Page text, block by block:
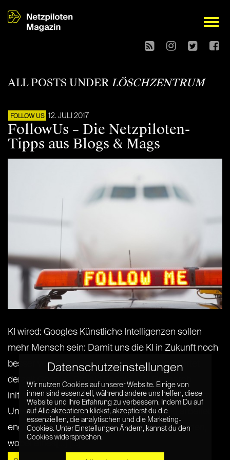
open
ALL POSTS UNDER LÖSCHZENTRUM
FOLLOW US 12. JULI 2017
FollowUs – Die Netzpiloten-
Tipps aus Blogs & Mags
KI wired: Googles Künstliche Intelligenzen sollen
mehr Mensch sein: Damit uns die KI in Zukunft noch
besser verstehen und unterstützen kann, startet
derzeit Googles Projekt People + AI Research
initiative (PAIR), wie Google am Montag auf seinem
Unternehmerblog ankündigte. Das Projekt arbeitet
eng mit drei verschiedenen Gebieten zusammen,
wobei eines[...] [...]
Datenschutzeinstellungen
Wir nutzen Cookies auf unserer Website. Einige von
ihnen sind essenziell, während andere uns helfen, diese
Website und Ihre Erfahrung zu verbessern. Indem Du auf
auf Alle akzeptieren klickst, akzeptierst du die
essenziellen, die analytischen und die Marketing-
Cookies. Unter Einstellungen Ändern, kannst du den
Cookies widersprechen.